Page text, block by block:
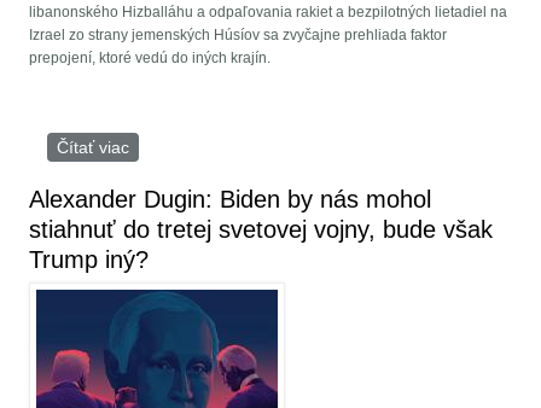
libanonského Hizballáhu a odpaľovania rakiet a bezpilotných lietadiel na
Izrael zo strany jemenských Húsíov sa zvyčajne prehliada faktor
prepojení, ktoré vedú do iných krajín.
Čítať viac
Alexander Dugin: Biden by nás mohol
stiahnuť do tretej svetovej vojny, bude však
Trump iný?